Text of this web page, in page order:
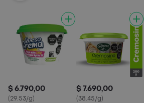
$ 6.790,00
(29.53/g)
$ 7.690,00
(38.45/g)